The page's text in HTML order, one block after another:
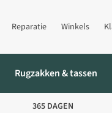
Reparatie Winkels
Rugzakken & tassen
365 DAGEN